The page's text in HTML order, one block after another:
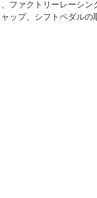
ファクトリーレーシ
ップ、シフトペダル